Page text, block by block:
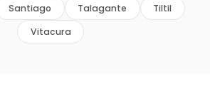
Santiago Talagante
Tiltil
Vitacura